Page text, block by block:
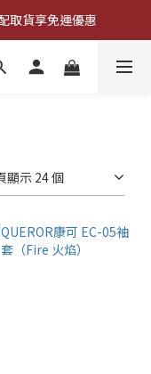
取貨享免運優惠
取貨享免運優惠
顯示 24 個